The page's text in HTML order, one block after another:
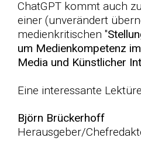
ChatGPT kommt auch
einer (unverändert
medienkritischen "
um Medienkompetenz
Media und Künstlicher
Eine interessante
Björn Brückerhoff
Herausgeber/